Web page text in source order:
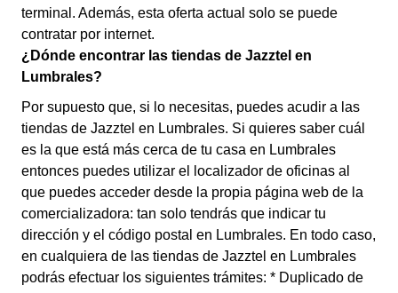
terminal. Además, esta oferta actual solo se puede
contratar por internet.
¿Dónde encontrar las tiendas de Jazztel en
Lumbrales?
Por supuesto que, si lo necesitas, puedes acudir a las
tiendas de Jazztel en Lumbrales. Si quieres saber cuál
es la que está más cerca de tu casa en Lumbrales
entonces puedes utilizar el localizador de oficinas al
que puedes acceder desde la propia página web de la
comercializadora: tan solo tendrás que indicar tu
dirección y el código postal en Lumbrales. En todo caso,
en cualquiera de las tiendas de Jazztel en Lumbrales
podrás efectuar los siguientes trámites: * Duplicado de